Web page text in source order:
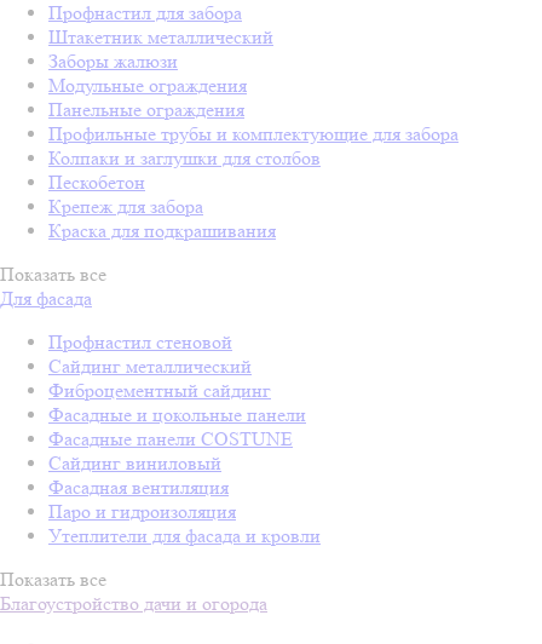
Профнастил для забора
Штакетник металлический
Заборы жалюзи
Модульные ограждения
Панельные ограждения
Профильные трубы и комплектующие для забора
Колпаки и заглушки для столбов
Пескобетон
Крепеж для забора
Краска для подкрашивания
Показать все
Для фасада
Профнастил стеновой
Сайдинг металлический
Фиброцементный сайдинг
Фасадные и цокольные панели
Фасадные панели COSTUNE
Сайдинг виниловый
Фасадная вентиляция
Паро и гидроизоляция
Утеплители для фасада и кровли
Показать все
Благоустройство дачи и огорода